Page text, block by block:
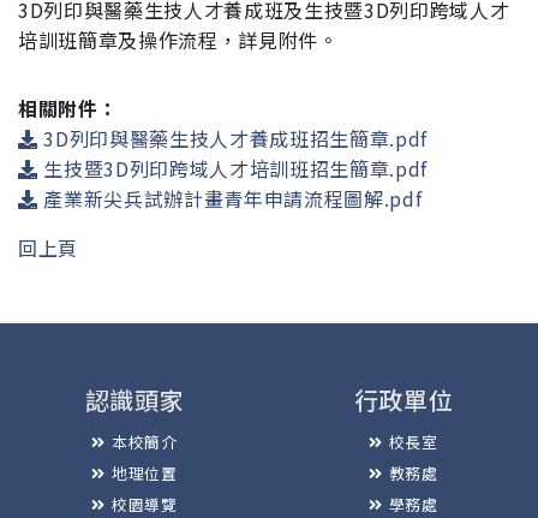
3D列印與醫藥生技人才養成班及生技暨3D列印跨域人才
培訓班簡章及操作流程，詳見附件。
相關附件：
3D列印與醫藥生技人才養成班招生簡章.pdf
生技暨3D列印跨域人才培訓班招生簡章.pdf
產業新尖兵試辦計畫青年申請流程圖解.pdf
回上頁
認識頭家
本校簡介
地理位置
校園導覽
行政單位
校長室
教務處
學務處